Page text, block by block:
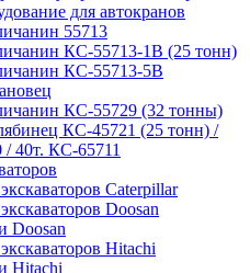
для автокранов
55713
КС-55713-1В (25 тонн)
КС-55713-5В
КС-55729 (32 тонны)
КС-45721 (25 тонн) /
40т. КС-65711
Caterpillar
Doosan
Doosan
Hitachi
Hitachi